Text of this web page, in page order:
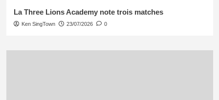
La Three Lions Academy note trois matches
Ken SingTown 23/07/2026 0